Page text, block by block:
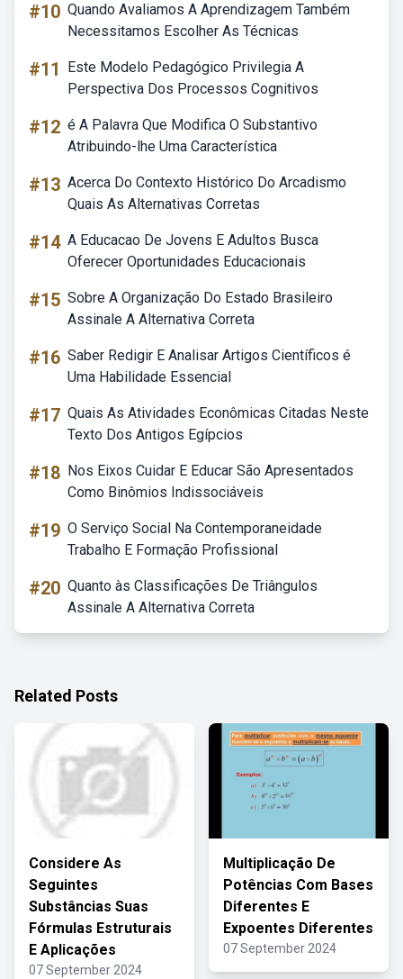
#10 Quando Avaliamos A Aprendizagem Também
Necessitamos Escolher As Técnicas
#11
Este Modelo Pedagógico Privilegia A
Perspectiva Dos Processos Cognitivos
#12 é A Palavra Que Modifica O Substantivo
Atribuindo-lhe Uma Característica
#13 Acerca Do Contexto Histórico Do Arcadismo
Quais As Alternativas Corretas
#14 A Educacao De Jovens E Adultos Busca
Oferecer Oportunidades Educacionais
#15 Sobre A Organização Do Estado Brasileiro
Assinale A Alternativa Correta
#16 Saber Redigir E Analisar Artigos Científicos é
Uma Habilidade Essencial
#17 Quais As Atividades Econômicas Citadas Neste
Texto Dos Antigos Egípcios
#18 Nos Eixos Cuidar E Educar São Apresentados
Como Binômios Indissociáveis
#19 O Serviço Social Na Contemporaneidade
Trabalho E Formação Profissional
#20 Quanto às Classificações De Triângulos
Assinale A Alternativa Correta
Related Posts
Considere As
Seguintes
Substâncias Suas
Fórmulas Estruturais
E Aplicações
07 September 2024
Multiplicação De
Potências Com Bases
Diferentes E
Expoentes Diferentes
07 September 2024